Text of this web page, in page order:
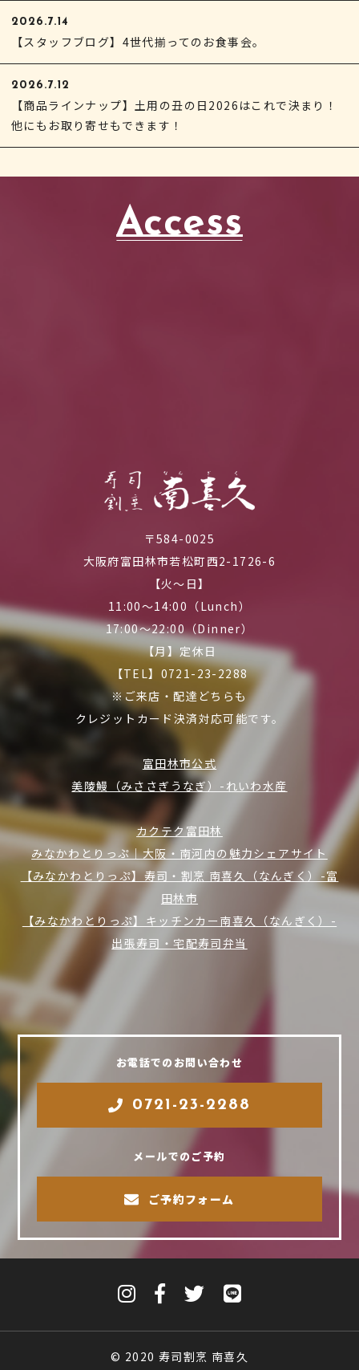
2026.7.14
【スタッフブログ】4世代揃ってのお食事会。
2026.7.12
【商品ラインナップ】土用の丑の日2026はこれで決まり！
他にもお取り寄せもできます！
Access
〒584-0025
大阪府富田林市若松町西2-1726-6
【火～日】
11:00～14:00（Lunch）
17:00～22:00（Dinner）
【月】定休日
【TEL】0721-23-2288
※ご来店・配達どちらも
クレジットカード決済対応可能です。
富田林市公式
美陵鰻（みささぎうなぎ）-れいわ水産
カクテク富田林
みなかわとりっぷ｜大阪・南河内の魅力シェアサイト
【みなかわとりっぷ】寿司・割烹 南喜久（なんぎく）-富
田林市
【みなかわとりっぷ】キッチンカー南喜久（なんぎく）-
出張寿司・宅配寿司弁当
お電話でのお問い合わせ
0721-23-2288
メールでのご予約
ご予約フォーム
© 2020 寿司割烹 南喜久